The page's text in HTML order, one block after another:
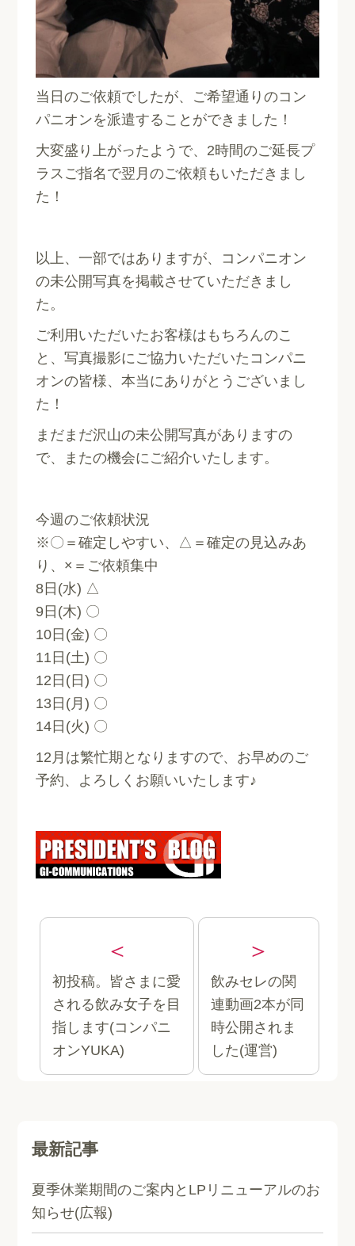
当日のご依頼でしたが、ご希望通りのコン
パニオンを派遣することができました！
大変盛り上がったようで、2時間のご延長プ
ラスご指名で翌月のご依頼もいただきまし
た！
以上、一部ではありますが、コンパニオン
の未公開写真を掲載させていただきまし
た。
ご利用いただいたお客様はもちろんのこ
と、写真撮影にご協力いただいたコンパニ
オンの皆様、本当にありがとうございまし
た！
まだまだ沢山の未公開写真がありますの
で、またの機会にご紹介いたします。
今週のご依頼状況
※〇＝確定しやすい、△＝確定の見込みあ
り、×＝ご依頼集中
8日(水) △
9日(木) 〇
10日(金) 〇
11日(土) 〇
12日(日) 〇
13日(月) 〇
14日(火) 〇
12月は繁忙期となりますので、お早めのご
予約、よろしくお願いいたします♪
初投稿。皆さまに愛
される飲み女子を目
指します(コンパニ
オンYUKA)
飲みセレの関
連動画2本が同
時公開されま
した(運営)
最新記事
夏季休業期間のご案内とLPリニューアルのお
知らせ(広報)